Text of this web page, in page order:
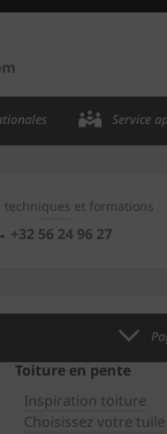
Service
techniques et formations
+32 56 24 96 27
Toiture en pente
Inspiration toiture
Choisissez votre tuile